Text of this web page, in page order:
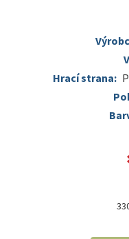
Hrací strana: